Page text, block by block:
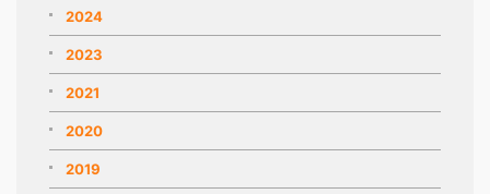
2024
2023
2021
2020
2019